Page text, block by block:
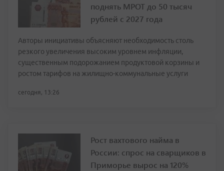
поднять МРОТ до 50 тысяч
рублей с 2027 года
Авторы инициативы объясняют необходимость столь
резкого увеличения высоким уровнем инфляции,
существенным подорожанием продуктовой корзины и
ростом тарифов на жилищно-коммунальные услуги
сегодня, 13:26
Рост вахтового найма в
России: спрос на сварщиков в
Приморье вырос на 120%